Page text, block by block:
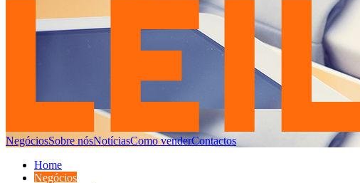
NegóciosSobre nósNotíciasComo venderContactos
Home
Negócios